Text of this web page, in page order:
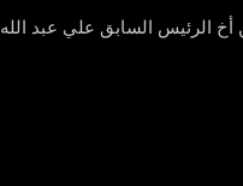
أخ الرئيس السابق علي عبد الله